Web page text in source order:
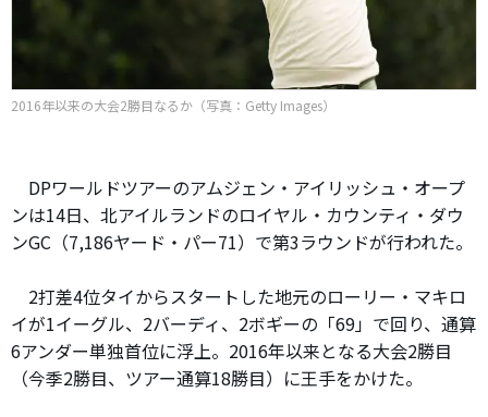
2016年以来の大会2勝目なるか（写真：Getty Images）
DPワールドツアーのアムジェン・アイリッシュ・オープ
ンは14日、北アイルランドのロイヤル・カウンティ・ダウ
ンGC（7,186ヤード・パー71）で第3ラウンドが行われた。
2打差4位タイからスタートした地元のローリー・マキロ
イが1イーグル、2バーディ、2ボギーの「69」で回り、通算
6アンダー単独首位に浮上。2016年以来となる大会2勝目
（今季2勝目、ツアー通算18勝目）に王手をかけた。